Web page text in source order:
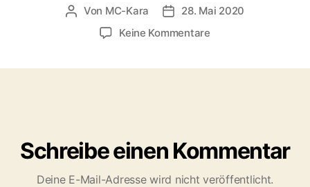
Beitragsautor
Von MC-Kara Beitragsdatum
28. Mai 2020
Keine Kommentarezu
Schreibe einen Kommentar
Deine E-Mail-Adresse wird nicht veröffentlicht.